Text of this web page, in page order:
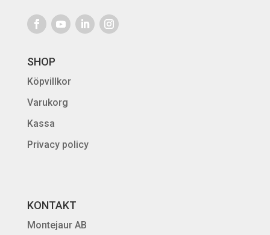
SHOP
Köpvillkor
Varukorg
Kassa
Privacy policy
KONTAKT
Montejaur AB